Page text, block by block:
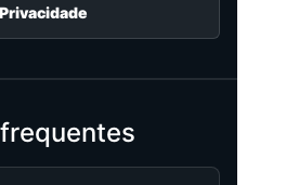
Privacidade